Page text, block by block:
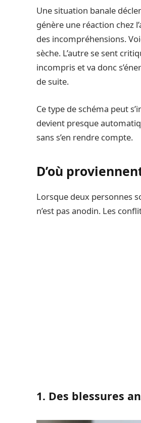
Une situation banale
génère une réaction chez
des incompréhensions.
sèche. L’autre se sent
incompris et va donc
de suite.
Ce type de schéma peut
devient presque
sans s’en rendre compte.
D’où
Lorsque deux personnes
n’est pas anodin. Les
1. Des blessures